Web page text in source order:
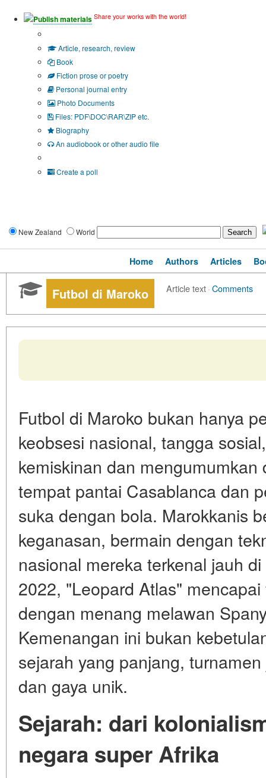
Publish materials Share your works with the world!
Article, research, review
Book
Fiction prose or poetry
Personal journal entry
Photo Documents
Files: PDF\DOC\RAR\ZIP etc.
Biography
An audiobook or other audio file
Create a poll
New Zealand World
Home Authors Articles
Futbol di Maroko Article text·Comments
Futbol di Maroko bukan hanya
keobsesi nasional, tangga
kemiskinan dan mengumumkan
tempat pantai Casablanca dan
suka dengan bola. Marokkanis
keganasan, bermain dengan
nasional mereka terkenal jauh
2022, "Leopard Atlas"
dengan menang melawan
Kemenangan ini bukan
sejarah yang panjang,
dan gaya unik.
Sejarah: dari
negara super Afrika